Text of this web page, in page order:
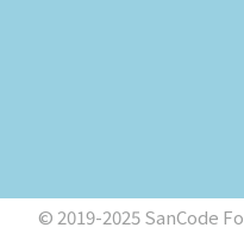
© 2019-2025 SanCode